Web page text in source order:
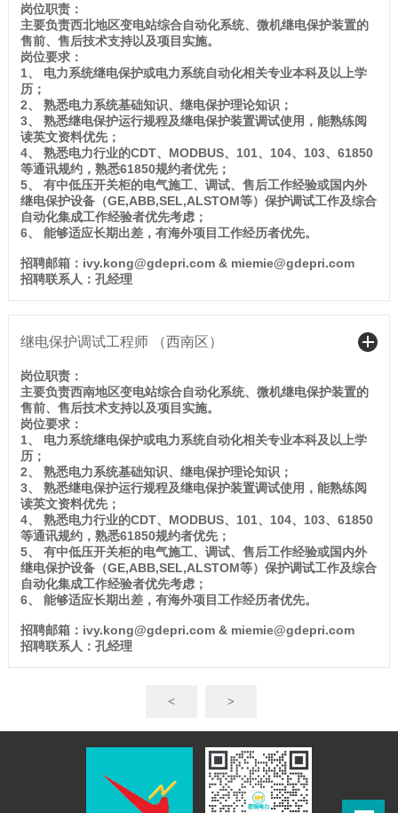
岗位职责：
主要负责西北地区变电站综合自动化系统、微机继电保护装置的
售前、售后技术支持以及项目实施。
岗位要求：
1、 电力系统继电保护或电力系统自动化相关专业本科及以上学
历；
2、 熟悉电力系统基础知识、继电保护理论知识；
3、 熟悉继电保护运行规程及继电保护装置调试使用，能熟练阅
读英文资料优先；
4、 熟悉电力行业的CDT、MODBUS、101、104、103、61850
等通讯规约，熟悉61850规约者优先；
5、 有中低压开关柜的电气施工、调试、售后工作经验或国内外
继电保护设备（GE,ABB,SEL,ALSTOM等）保护调试工作及综合
自动化集成工作经验者优先考虑；
6、 能够适应长期出差，有海外项目工作经历者优先。
招聘邮箱：ivy.kong@gdepri.com & miemie@gdepri.com
招聘联系人：孔经理
继电保护调试工程师 （西南区）
岗位职责：
主要负责西南地区变电站综合自动化系统、微机继电保护装置的
售前、售后技术支持以及项目实施。
岗位要求：
1、 电力系统继电保护或电力系统自动化相关专业本科及以上学
历；
2、 熟悉电力系统基础知识、继电保护理论知识；
3、 熟悉继电保护运行规程及继电保护装置调试使用，能熟练阅
读英文资料优先；
4、 熟悉电力行业的CDT、MODBUS、101、104、103、61850
等通讯规约，熟悉61850规约者优先；
5、 有中低压开关柜的电气施工、调试、售后工作经验或国内外
继电保护设备（GE,ABB,SEL,ALSTOM等）保护调试工作及综合
自动化集成工作经验者优先考虑；
6、 能够适应长期出差，有海外项目工作经历者优先。
招聘邮箱：ivy.kong@gdepri.com & miemie@gdepri.com
招聘联系人：孔经理
< >